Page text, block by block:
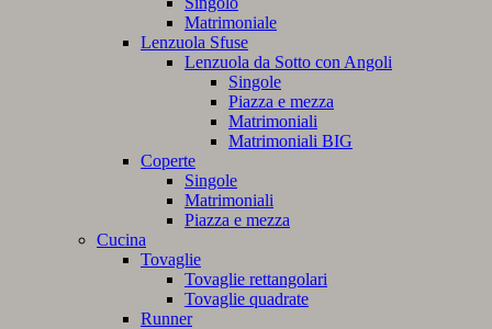
Matrimoniale
Lenzuola Sfuse
Lenzuola da Sotto con Angoli
Singole
Piazza e mezza
Matrimoniali
Matrimoniali BIG
Coperte
Singole
Matrimoniali
Piazza e mezza
Cucina
Tovaglie
Tovaglie rettangolari
Tovaglie quadrate
Runner